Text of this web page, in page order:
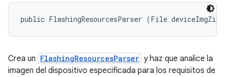
public FlashingResourcesParser (File
Crea un FlashingResourcesParser y haz que analice la
imagen del dispositivo especificada para los requisitos de